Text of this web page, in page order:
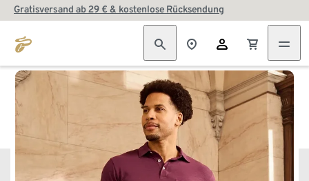
Gratisversand ab 29 € & kostenlose Rücksendung